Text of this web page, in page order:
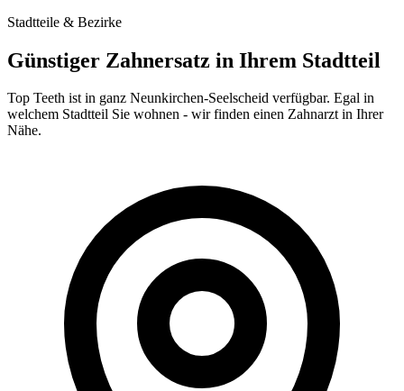
Stadtteile & Bezirke
Günstiger Zahnersatz in Ihrem Stadtteil
Top Teeth ist in ganz Neunkirchen-Seelscheid verfügbar. Egal in
welchem Stadtteil Sie wohnen - wir finden einen Zahnarzt in Ihrer
Nähe.